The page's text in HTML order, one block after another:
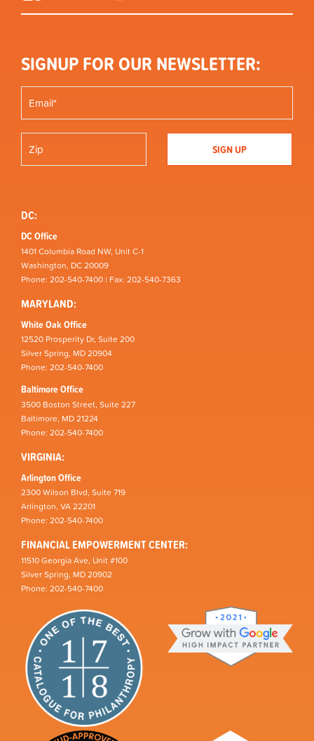
SIGNUP FOR OUR NEWSLETTER:
DC:
DC Office
1401 Columbia Road NW, Unit C-1
Washington, DC 20009
Phone: 202-540-7400 | Fax: 202-540-7363
MARYLAND:
White Oak Office
12520 Prosperity Dr, Suite 200
Silver Spring, MD 20904
Phone: 202-540-7400
Baltimore Office
3500 Boston Street, Suite 227
Baltimore, MD 21224
Phone: 202-540-7400
VIRGINIA:
Arlington Office
2300 Wilson Blvd, Suite 719
Arlington, VA 22201
Phone: 202-540-7400
FINANCIAL EMPOWERMENT CENTER:
11510 Georgia Ave, Unit #100
Silver Spring, MD 20902
Phone: 202-540-7400